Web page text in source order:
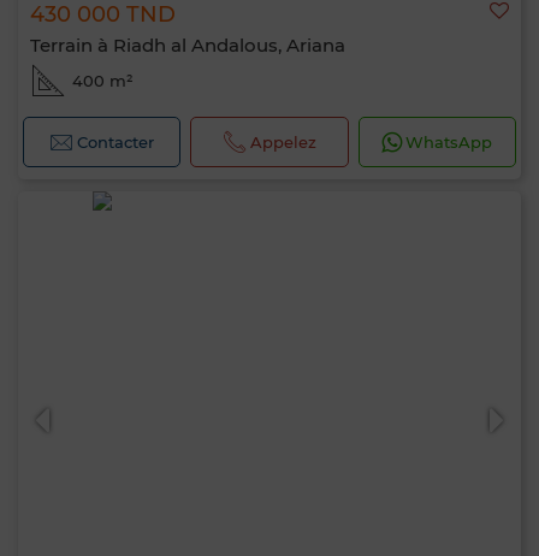
430 000 TND
Terrain à Riadh al Andalous, Ariana
400 m²
Contacter Appelez WhatsApp